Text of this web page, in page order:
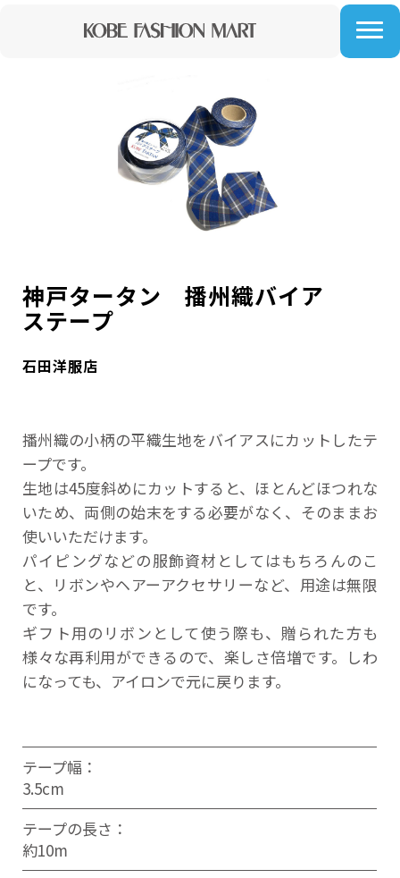
神戸タータン 播州織バイア
ステープ
石田洋服店
播州織の小柄の平織生地をバイアスにカットしたテ
ープです。
生地は45度斜めにカットすると、ほとんどほつれな
いため、両側の始末をする必要がなく、そのままお
使いいただけます。
パイピングなどの服飾資材としてはもちろんのこ
と、リボンやヘアーアクセサリーなど、用途は無限
です。
ギフト用のリボンとして使う際も、贈られた方も
様々な再利用ができるので、楽しさ倍増です。しわ
になっても、アイロンで元に戻ります。
テープ幅：
3.5cm
テープの長さ：
約10m